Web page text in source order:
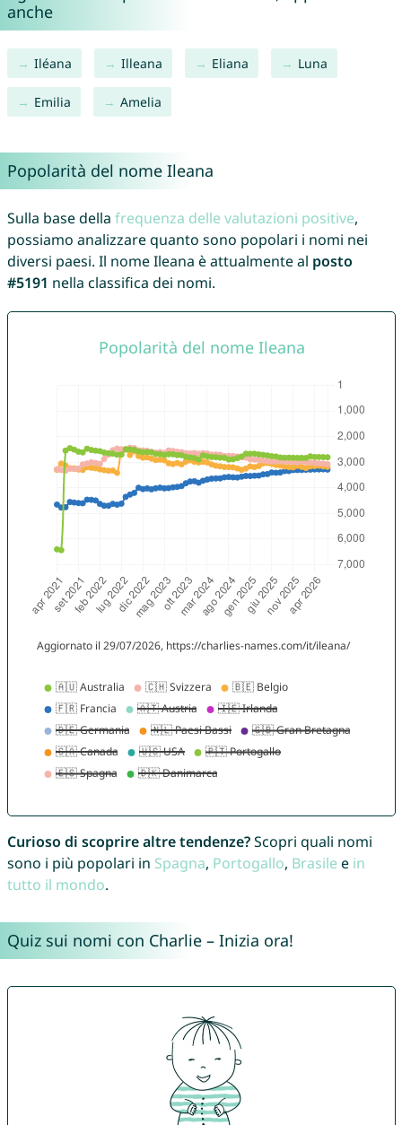
anche
Iléana Illeana Eliana Luna
Emilia Amelia
Popolarità del nome Ileana
Sulla base della frequenza delle valutazioni positive,
possiamo analizzare quanto sono popolari i nomi nei
diversi paesi. Il nome Ileana è attualmente al posto
#5191 nella classifica dei nomi.
Curioso di scoprire altre tendenze?Scopri quali nomi
sono i più popolari in Spagna, Portogallo, Brasile e in
tutto il mondo.
Quiz sui nomi con Charlie – Inizia ora!